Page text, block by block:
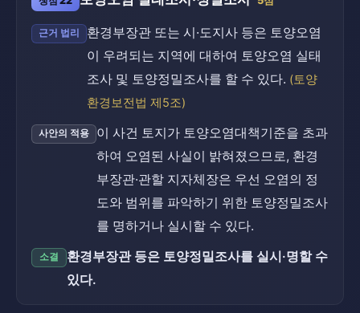
근거 법리
환경부장관 또는 시·도지사 등은 토양오염
이 우려되는 지역에 대하여 토양오염 실태
조사 및 토양정밀조사를 할 수 있다. (토양
환경보전법 제5조)
사안의 적용
이 사건 토지가 토양오염대책기준을 초과
하여 오염된 사실이 밝혀졌으므로, 환경
부장관·관할 지자체장은 우선 오염의 정
도와 범위를 파악하기 위한 토양정밀조사
를 명하거나 실시할 수 있다.
소결
환경부장관 등은 토양정밀조사를 실시·명할 수
있다.